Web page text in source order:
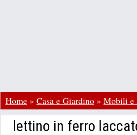
Home » Casa e Giardino » Mobili e
lettino in ferro